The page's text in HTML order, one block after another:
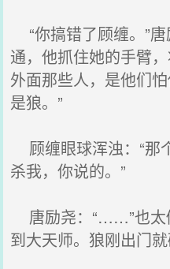
“你搞错了顾缠。”
通，他抓住她的手臂
外面那些人，是他们
是狼。”
顾缠眼球浑浊：“那
杀我，你说的。”
唐励尧：“……”也太
到大天师。狼刚出门就